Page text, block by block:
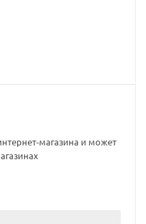
магазина и может